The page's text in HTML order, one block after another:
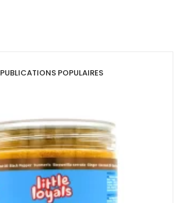
PUBLICATIONS POPULAIRES